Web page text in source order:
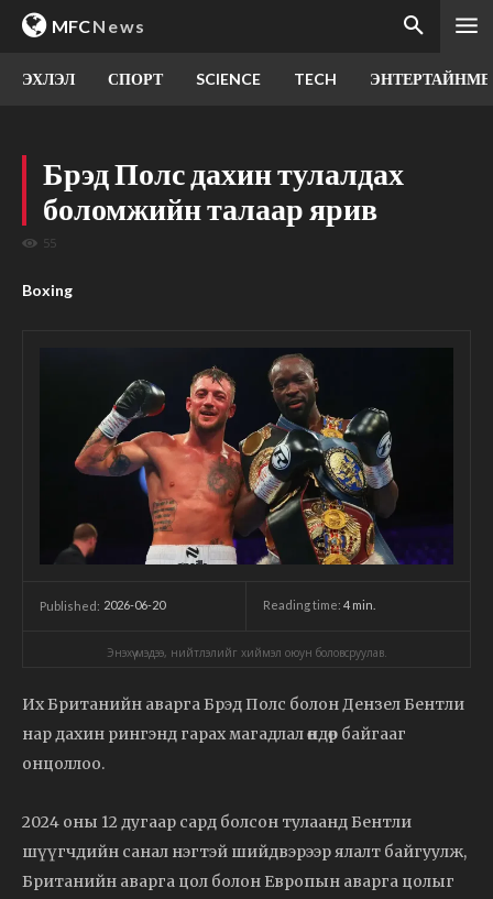
MFCNews
ЭХЛЭЛ СПОРТ SCIENCE TECH
Брэд Полс дахин тулалдах
боломжийн талаар ярив
55
Boxing
Published: 2026-06-20 Reading time: 4 min.
Энэхүү мэдээ, нийтлэлийг хиймэл оюун боловсруулав.
Их Британийн аварга Брэд Полс болон Дензел Бентли
нар дахин рингэнд гарах магадлал өндөр байгааг
онцоллоо.
2024 оны 12 дугаар сард болсон тулаанд Бентли
шүүгчдийн санал нэгтэй шийдвэрээр ялалт байгуулж,
Британийн аварга цол болон Европын аварга цолыг